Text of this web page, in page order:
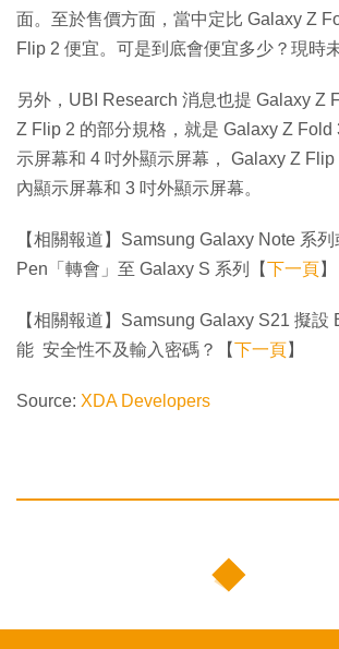
面。至於售價方面，當中定比 Galaxy Z
Flip 2 便宜。可是到底會便宜多少？現時
另外，UBI Research 消息也提 Galaxy Z
Z Flip 2 的部分規格，就是 Galaxy Z Fold
示屏幕和 4 吋外顯示屏幕， Galaxy Z
內顯示屏幕和 3 吋外顯示屏幕。
【相關報道】Samsung Galaxy Note 系
Pen「轉會」至 Galaxy S 系列【下一頁】
【相關報道】Samsung Galaxy S21 擬設
能 安全性不及輸入密碼？【下一頁】
Source: XDA Developers